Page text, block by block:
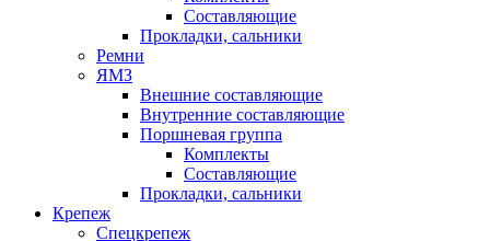
Составляющие
Прокладки, сальники
Ремни
ЯМЗ
Внешние составляющие
Внутренние составляющие
Поршневая группа
Комплекты
Составляющие
Прокладки, сальники
Крепеж
Спецкрепеж